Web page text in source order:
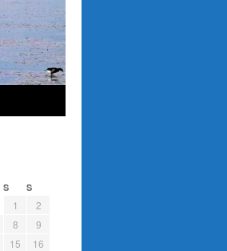
S S
1
2
8
9
15
16